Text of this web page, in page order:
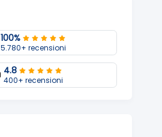
100%
5.780+ recensioni
4.8
400+ recensioni